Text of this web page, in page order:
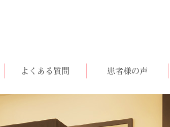
よくある質問 患者様の声